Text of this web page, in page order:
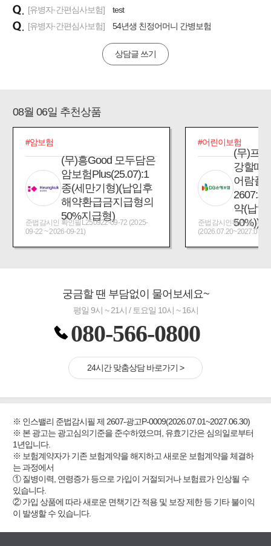
[유병자·간편심사보험]
test
[유병자·간편심사보험]
54년생 친정어머니 간병보험
상담글 쓰기
08월 06일 추천상품
#암보험
(무)흥Good 모두담은
암보험Plus(25.07):1
종(세만기형)(납입후
해약환급금지급형의
50%지급형)
준법감시인 확인필L250922-09-72 (2025-
09-22 ~ 2026-09-21)
#어린이보험
(무)프
강할때
어람플
2607:
약(납입
50%))
준법감시인확인필_제
궁금할 땐 부담없이 물어보세요~
평일 9시 ~ 21시 / 토요일 10시 ~ 16시
080-566-0800
24시간 맞춤상담 바로가기 >
※ 인스밸리 준법감시필 제 2607-광고P-0009(2026.07.01~2027.06.30)
※ 본 광고는 광고심의기준을 준수하였으며, 유효기간은 심의일로부터
1년입니다.
※ 보험계약자가 기존 보험계약을 해지하고 새로운 보험계약을 체결하
는 과정에서
① 질병이력, 연령증가 등으로 가입이 거절되거나 보험료가 인상될 수
있습니다.
② 가입 상품에 따라 새로운 면책기간 적용 및 보장 제한 등 기타 불이익
이 발생할 수 있습니다.